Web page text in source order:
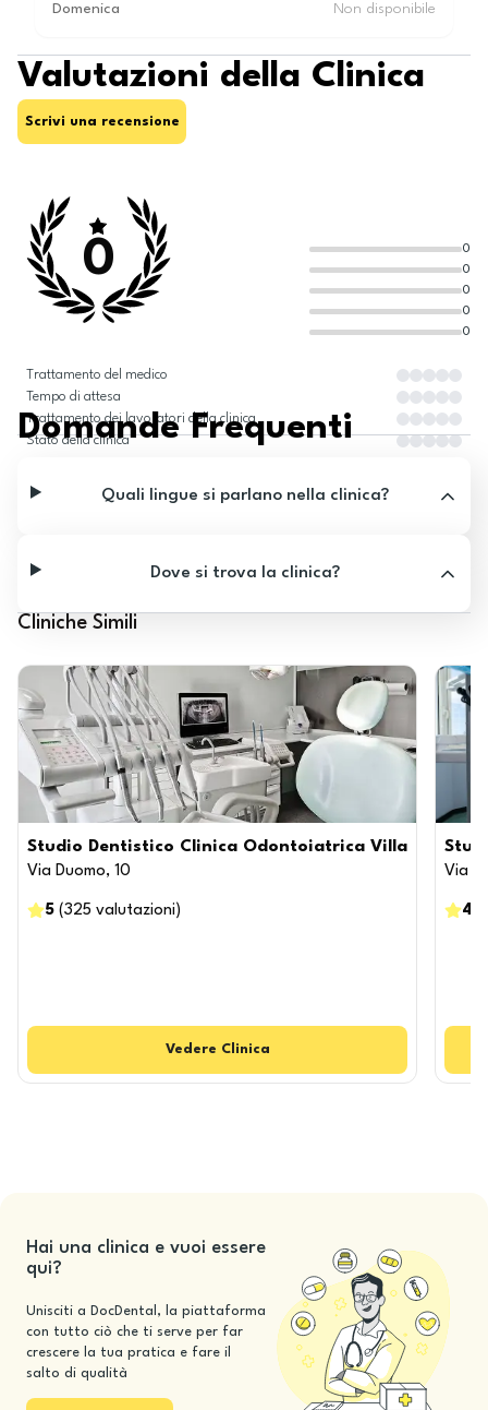
Domenica Non disponibile
Valutazioni della Clinica
Scrivi una recensione
0
0
0
0
0
0
Trattamento del medico
Tempo di attesa
Trattamento dei lavoratori della clinica
Stato della clinica
Domande Frequenti
Quali lingue si parlano nella clinica?
Dove si trova la clinica?
Cliniche Simili
Studio Dentistico Clinica Odontoiatrica Villa
Via Duomo, 10
5 (325 valutazioni )
Vedere Clinica
Via
4.8
Hai una clinica e vuoi essere
qui?
Unisciti a DocDental, la piattaforma
con tutto ciò che ti serve per far
crescere la tua pratica e fare il
salto di qualità